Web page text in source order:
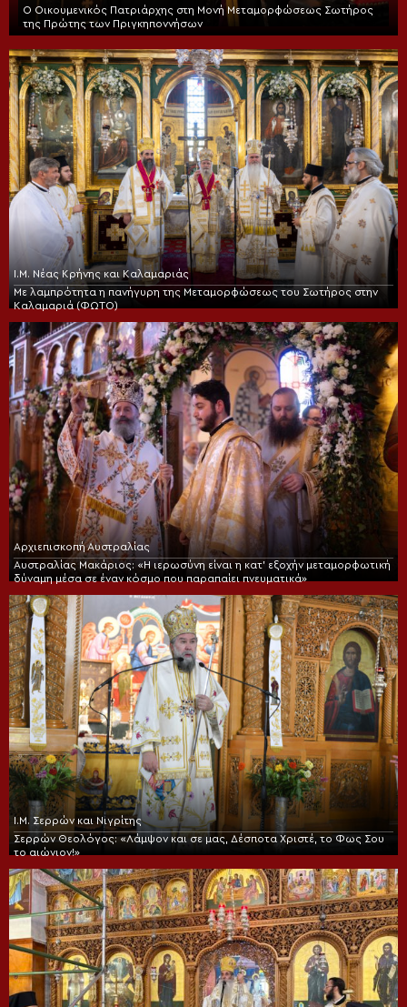
Ο Οικουμενικός Πατριάρχης στη Μονή Μεταμορφώσεως Σωτήρος
της Πρώτης των Πριγκηποννήσων
Ι.Μ. Νέας Κρήνης και Καλαμαριάς
Με λαμπρότητα η πανήγυρη της Μεταμορφώσεως του Σωτήρος στην
Καλαμαριά (ΦΩΤΟ)
Αρχιεπισκοπή Αυστραλίας
Αυστραλίας Μακάριος: «Η ιερωσύνη είναι η κατ’ εξοχήν μεταμορφωτική
δύναμη μέσα σε έναν κόσμο που παραπαίει πνευματικά»
Ι.Μ. Σερρών και Νιγρίτης
Σερρών Θεολόγος: «Λάμψον και σε μας, Δέσποτα Χριστέ, το Φως Σου
το αιώνιον!»